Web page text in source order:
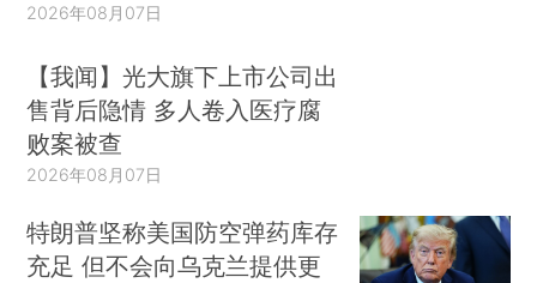
2026年08月07日
【我闻】光大旗下上市公司出
售背后隐情 多人卷入医疗腐
败案被查
2026年08月07日
特朗普坚称美国防空弹药库存
充足 但不会向乌克兰提供更